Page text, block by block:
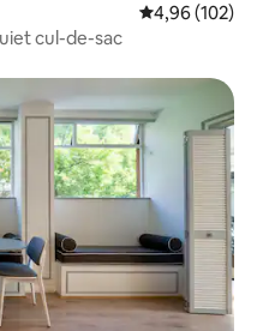
Średnia
4,96 (102)
cul-de-sac